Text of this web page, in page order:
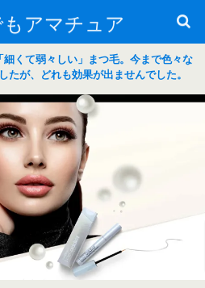
アマチュア
くて弱々しい」まつ毛。今まで色々な
たが、どれも効果が出ませんでした。